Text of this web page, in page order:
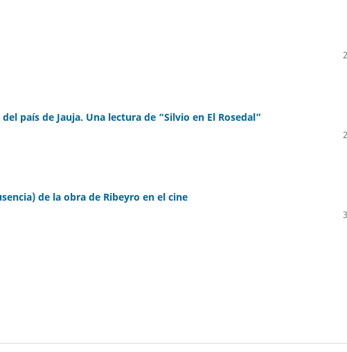
país de Jauja. Una lectura de “Silvio en El Rosedal”
de la obra de Ribeyro en el cine